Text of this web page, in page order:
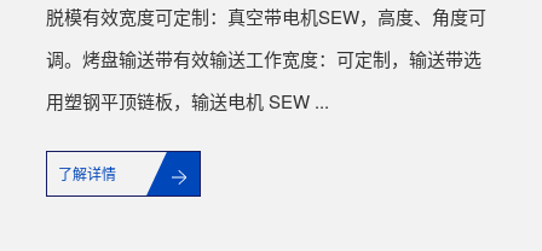
脱模有效宽度可定制：真空带电机SEW，高度、角度可
调。烤盘输送带有效输送工作宽度：可定制，输送带选
用塑钢平顶链板，输送电机 SEW ...
了解详情